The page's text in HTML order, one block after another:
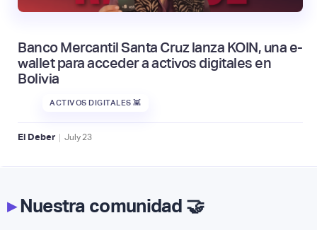
Banco Mercantil Santa Cruz lanza KOIN, una e-
wallet para acceder a activos digitales en
Bolivia
ACTIVOS DIGITALES 👾
El Deber | July 23
▸Nuestra comunidad 🤝